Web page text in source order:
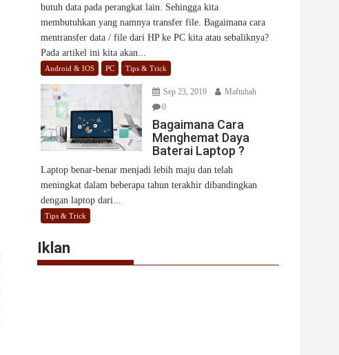
butuh data pada perangkat lain. Sehingga kita
membutuhkan yang namnya transfer file. Bagaimana cara
mentransfer data / file dari HP ke PC kita atau sebaliknya?
Pada artikel ini kita akan...
Android & IOS PC Tips & Trick
Sep 23, 2019
Maftuhah
0
Bagaimana Cara
Menghemat Daya
Baterai Laptop ?
Laptop benar-benar menjadi lebih maju dan telah
meningkat dalam beberapa tahun terakhir dibandingkan
dengan laptop dari...
Tips & Trick
Iklan